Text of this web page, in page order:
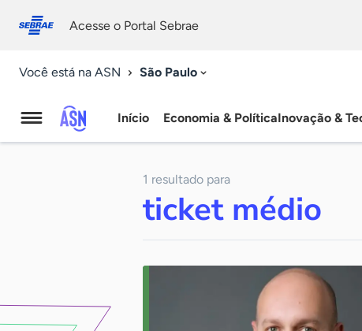
conosco
Acesse o Portal Sebrae
Você está na ASN São Paulo
Agência
Notícias
Início Economia & PolíticaInovação &
1 resultado para
ticket médio